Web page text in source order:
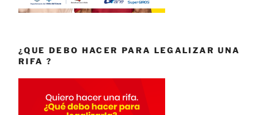
¿QUE DEBO HACER PARA LEGALIZAR UNA
RIFA ?